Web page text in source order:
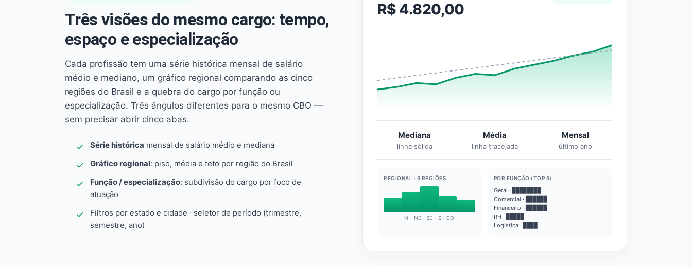
Três visões do mesmo cargo: tempo,
espaço e especialização
Cada profissão tem uma série histórica mensal de salário
médio e mediano, um gráfico regional comparando as cinco
regiões do Brasil e a quebra do cargo por função ou
especialização. Três ângulos diferentes para o mesmo CBO —
sem precisar abrir cinco abas.
Série histórica mensal de salário médio e mediana
Gráfico regional: piso, média e teto por região do Brasil
Função / especialização: subdivisão do cargo por foco de
atuação
Filtros por estado e cidade · seletor de período (trimestre,
semestre, ano)
R$ 4.820,00
Mediana
linha sólida
Média
linha tracejada
Mensal
último ano
REGIONAL · 5 REGIÕES
N · NE · SE · S · CO
POR FUNÇÃO (TOP 5)
Geral · ████████
Comercial · ██████
Financeiro · ██████
RH · █████
Logística · ████